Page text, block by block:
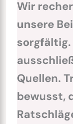
Wir
unsere
Quellen.
bewusst,